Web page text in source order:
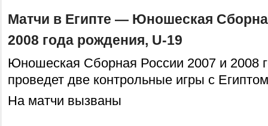
Матчи в Египте — Юношеская
2008 года рождения, U-19
Юношеская Сборная России 2007 и 2008
проведет две контрольные игры с
На матчи вызваны